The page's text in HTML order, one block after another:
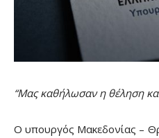
“Μας καθήλωσαν η θέληση
Ο υπουργός Μακεδονίας –